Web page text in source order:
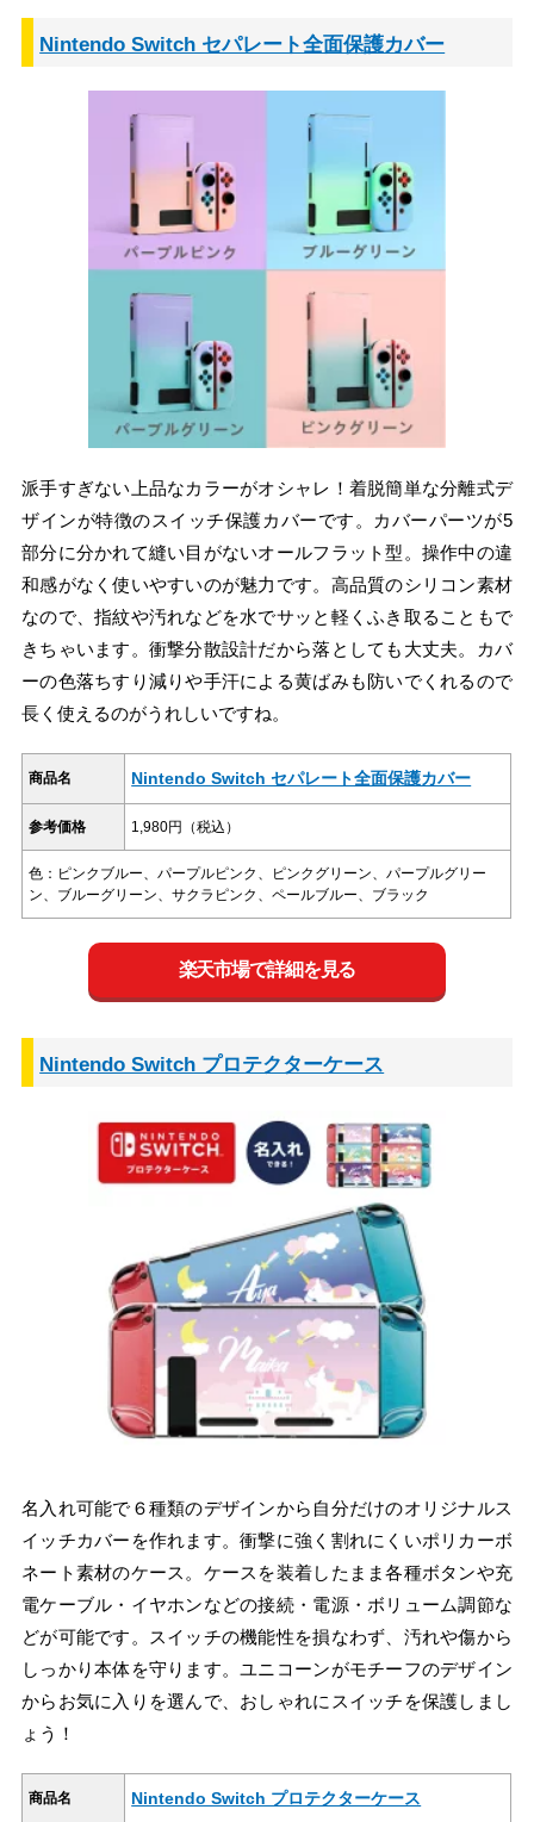
Nintendo Switch セパレート全面保護カバー
派手すぎない上品なカラーがオシャレ！着脱簡単な分離式デ
ザインが特徴のスイッチ保護カバーです。カバーパーツが5
部分に分かれて縫い目がないオールフラット型。操作中の違
和感がなく使いやすいのが魅力です。高品質のシリコン素材
なので、指紋や汚れなどを水でサッと軽くふき取ることもで
きちゃいます。衝撃分散設計だから落としても大丈夫。カバ
ーの色落ちすり減りや手汗による黄ばみも防いでくれるので
長く使えるのがうれしいですね。
商品名 Nintendo Switch セパレート全面保護カバー
参考価格 1,980円（税込）
色：ピンクブルー、パープルピンク、ピンクグリーン、パープルグリー
ン、ブルーグリーン、サクラピンク、ペールブルー、ブラック
楽天市場で詳細を見る
Nintendo Switch プロテクターケース
名入れ可能で６種類のデザインから自分だけのオリジナルス
イッチカバーを作れます。衝撃に強く割れにくいポリカーボ
ネート素材のケース。ケースを装着したまま各種ボタンや充
電ケーブル・イヤホンなどの接続・電源・ボリューム調節な
どが可能です。スイッチの機能性を損なわず、汚れや傷から
しっかり本体を守ります。ユニコーンがモチーフのデザイン
からお気に入りを選んで、おしゃれにスイッチを保護しまし
ょう！
商品名 Nintendo Switch プロテクターケース